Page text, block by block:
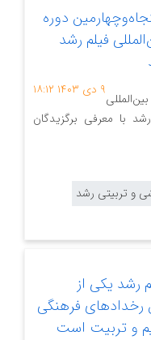
دوره
فیلم‌ رشد
۹ دی ۱۴۰۳ ۱۸:۱۲
با معرفی برگزیدگان
و تربیتی رشد
رشد یکی از
رخدادهای فرهنگی
و تربیت است